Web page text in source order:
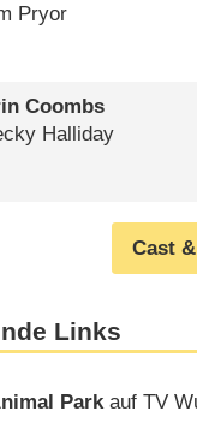
Pryor
Coombs
Halliday
Cast
Links
Park auf TV